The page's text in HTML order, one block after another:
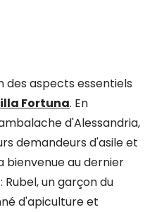
des aspects essentiels
Fortuna. En
d'Alessandria,
demandeurs d'asile et
bienvenue au dernier
un garçon du
d'apiculture et